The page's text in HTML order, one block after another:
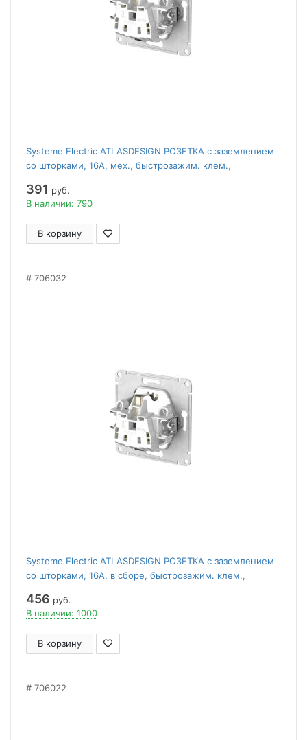
Systeme Electric ATLASDESIGN РОЗЕТКА с заземлением
со шторками, 16А, мех., быстрозажим. клем.,
391 руб.
В наличии: 790
В корзину
706032
Systeme Electric ATLASDESIGN РОЗЕТКА с заземлением
со шторками, 16А, в сборе, быстрозажим. клем.,
456 руб.
В наличии: 1000
В корзину
706022